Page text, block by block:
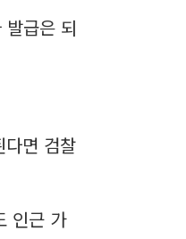
급은 되
다면 검찰
인근 가